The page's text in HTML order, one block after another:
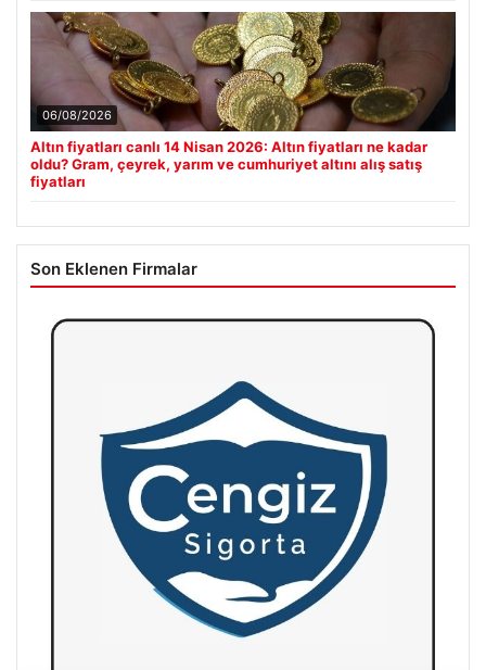
06/08/2026
Altın fiyatları canlı 14 Nisan 2026: Altın fiyatları ne kadar
oldu? Gram, çeyrek, yarım ve cumhuriyet altını alış satış
fiyatları
Son Eklenen Firmalar